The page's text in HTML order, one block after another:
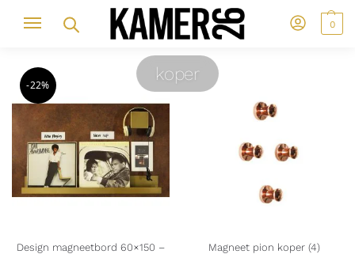
0
koper
-22%
Design magneetbord 60×150 –
Magneet pion koper (4)